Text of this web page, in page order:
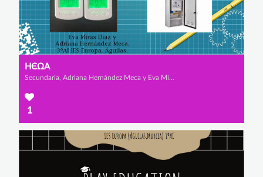
НЄΩΑ
Secundaria, Adriana Hernández Meca y Eva Miras Díaz
1